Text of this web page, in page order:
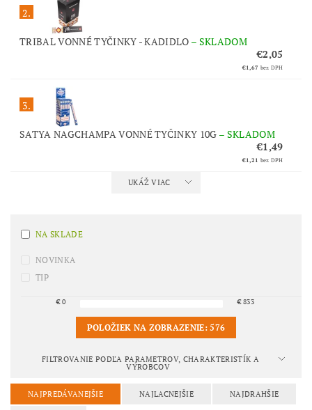
2.
TRIBAL VONNÉ TYČINKY - KADIDLO – SKLADOM
€2,05
€1,67 bez DPH
3.
SATYA NAGCHAMPA VONNÉ TYČINKY 10G – SKLADOM
€1,49
€1,21 bez DPH
UKÁŽ VIAC
NA SKLADE
NOVINKA
TIP
€0 €833
POLOŽIEK NA ZOBRAZENIE:576
FILTROVANIE PODĽA PARAMETROV, CHARAKTERISTÍK A
VÝROBCOV
NAJPREDÁVANEJŠIE NAJLACNEJŠIE NAJDRAHŠIE